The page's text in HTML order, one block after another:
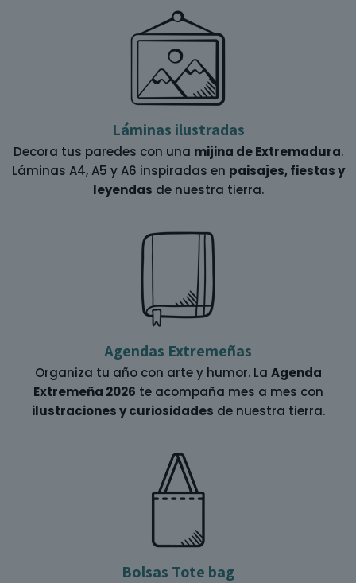
Láminas ilustradas
Decora tus paredes con una mijina de Extremadura.
Láminas A4, A5 y A6 inspiradas en paisajes, fiestas y
leyendas de nuestra tierra.
Agendas Extremeñas
Organiza tu año con arte y humor. La Agenda
Extremeña 2026 te acompaña mes a mes con
ilustraciones y curiosidades de nuestra tierra.
Bolsas Tote bag